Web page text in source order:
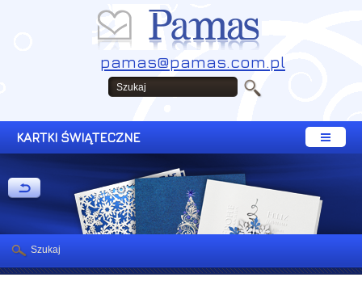
pamas@pamas.com.pl
KARTKI ŚWIĄTECZNE
Szukaj